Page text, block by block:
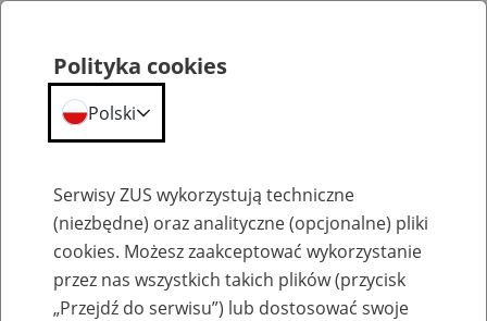
Emerytury
Polityka cookies
Polski
Serwisy ZUS wykorzystują techniczne
(niezbędne) oraz analityczne (opcjonalne) pliki
cookies. Możesz zaakceptować wykorzystanie
przez nas wszystkich takich plików (przycisk
„Przejdź do serwisu”) lub dostosować swoje